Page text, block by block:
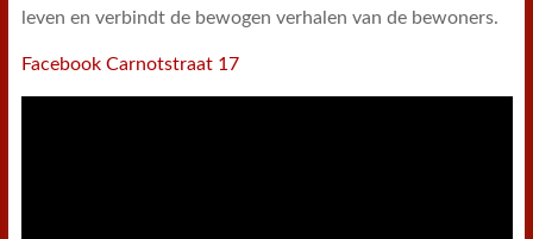
leven en verbindt de bewogen verhalen van de bewoners.
Facebook Carnotstraat 17